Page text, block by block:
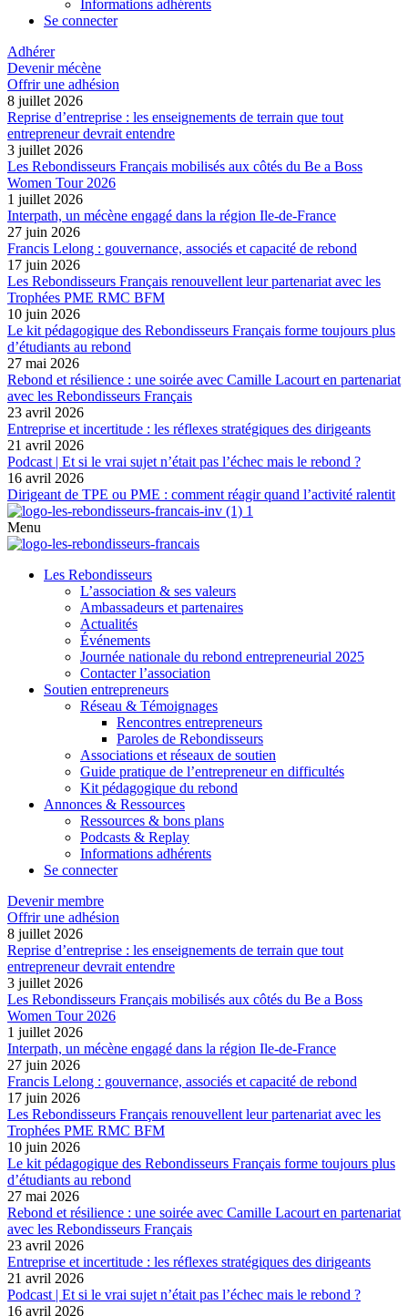
Informations adhérents
Se connecter
Adhérer
Devenir mécène
Offrir une adhésion
8 juillet 2026
Reprise d’entreprise : les enseignements de terrain que tout
entrepreneur devrait entendre
3 juillet 2026
Les Rebondisseurs Français mobilisés aux côtés du Be a Boss
Women Tour 2026
1 juillet 2026
Interpath, un mécène engagé dans la région Ile-de-France
27 juin 2026
Francis Lelong : gouvernance, associés et capacité de rebond
17 juin 2026
Les Rebondisseurs Français renouvellent leur partenariat avec les
Trophées PME RMC BFM
10 juin 2026
Le kit pédagogique des Rebondisseurs Français forme toujours plus
d’étudiants au rebond
27 mai 2026
Rebond et résilience : une soirée avec Camille Lacourt en partenariat
avec les Rebondisseurs Français
23 avril 2026
Entreprise et incertitude : les réflexes stratégiques des dirigeants
21 avril 2026
Podcast | Et si le vrai sujet n’était pas l’échec mais le rebond ?
16 avril 2026
Dirigeant de TPE ou PME : comment réagir quand l’activité ralentit
Menu
Les Rebondisseurs
L’association & ses valeurs
Ambassadeurs et partenaires
Actualités
Événements
Journée nationale du rebond entrepreneurial 2025
Contacter l’association
Soutien entrepreneurs
Réseau & Témoignages
Rencontres entrepreneurs
Paroles de Rebondisseurs
Associations et réseaux de soutien
Guide pratique de l’entrepreneur en difficultés
Kit pédagogique du rebond
Annonces & Ressources
Ressources & bons plans
Podcasts & Replay
Informations adhérents
Se connecter
Devenir membre
Offrir une adhésion
8 juillet 2026
Reprise d’entreprise : les enseignements de terrain que tout
entrepreneur devrait entendre
3 juillet 2026
Les Rebondisseurs Français mobilisés aux côtés du Be a Boss
Women Tour 2026
1 juillet 2026
Interpath, un mécène engagé dans la région Ile-de-France
27 juin 2026
Francis Lelong : gouvernance, associés et capacité de rebond
17 juin 2026
Les Rebondisseurs Français renouvellent leur partenariat avec les
Trophées PME RMC BFM
10 juin 2026
Le kit pédagogique des Rebondisseurs Français forme toujours plus
d’étudiants au rebond
27 mai 2026
Rebond et résilience : une soirée avec Camille Lacourt en partenariat
avec les Rebondisseurs Français
23 avril 2026
Entreprise et incertitude : les réflexes stratégiques des dirigeants
21 avril 2026
Podcast | Et si le vrai sujet n’était pas l’échec mais le rebond ?
16 avril 2026